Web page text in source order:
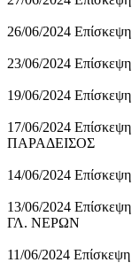
26/06/2024
23/06/2024
19/06/2024
17/06/2024
ΠΑΡΑΔΕΙΣΟΣ
14/06/2024
13/06/2024
ΓΛ. ΝΕΡΩΝ
11/06/2024